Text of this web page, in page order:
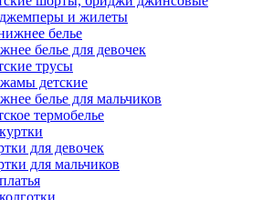
и жилеты
белье
белье для девочек
трусы
детские
белье для мальчиков
термобелье
для девочек
для мальчиков